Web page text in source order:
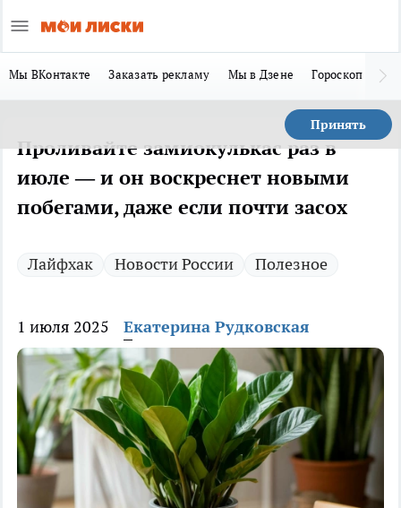
Мы ВКонтакте Заказать рекламу Мы в Дзене Гороскоп
Принять
Проливайте замиокулькас раз в
июле — и он воскреснет новыми
побегами, даже если почти засох
Лайфхак Новости России Полезное
1 июля 2025 Екатерина Рудковская